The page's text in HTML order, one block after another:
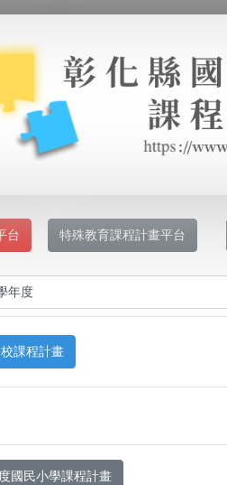
台 特殊教育課程計畫平台
課程計畫
國民小學課程計畫